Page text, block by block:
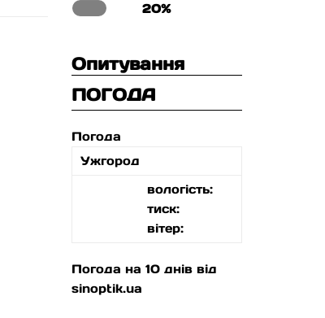
20%
Опитування
ПОГОДА
Погода
Ужгород
вологість:
тиск:
вітер:
Погода на 10 днів від
sinoptik.ua